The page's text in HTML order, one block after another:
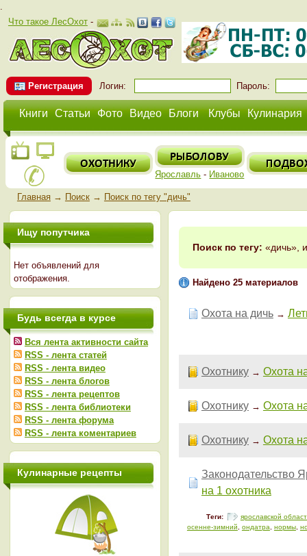
.
Что такое ЛесОхот-
Регистрация Логин: Пароль:
Книги Статьи Фото Видео Блоги Клубы Кулинария
Ярославль - Иваново
Главная→ Поиск→ Поиск по тегу "дичь"
Поиск по тегу: «дичь»,
Найдено 25 материалов
Охота на дичь→
Охотнику→ Охота
Охотнику→ Охота
Охотнику→ Охота
Законодательство
на 1 охотника
Теги:
ярославской
осенне-зимний
ондатра нормы,
Ищу попутчика
Нет объявлений для
отображения.
Будь всегда в курсе
Вся лента активности сайта
RSS - лента статей
RSS - лента видео
RSS - лента блогов
RSS - лента рецептов
RSS - лента библиотеки
RSS - лента форума
RSS - лента коментариев
Кулинарные рецепты